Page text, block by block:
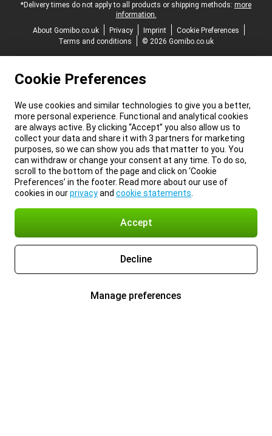
*Delivery times do not apply to all products or shipping methods: more
information.
About Gomibo.co.uk
Privacy Imprint
Cookie Preferences
Terms and conditions
© 2026 Gomibo.co.uk
Cookie Preferences
We use cookies and similar technologies to give you a better,
more personal experience. Functional and analytical cookies
are always active. By clicking “Accept” you also allow us to
collect your data and share it with 3 partners for marketing
purposes, so we can show you ads that matter to you. You
can withdraw or change your consent at any time. To do so,
scroll to the bottom of the page and click on ‘Cookie
Preferences’ in the footer. Read more about our use of
cookies in ourprivacyand cookie statements
Accept
Decline
Manage preferences